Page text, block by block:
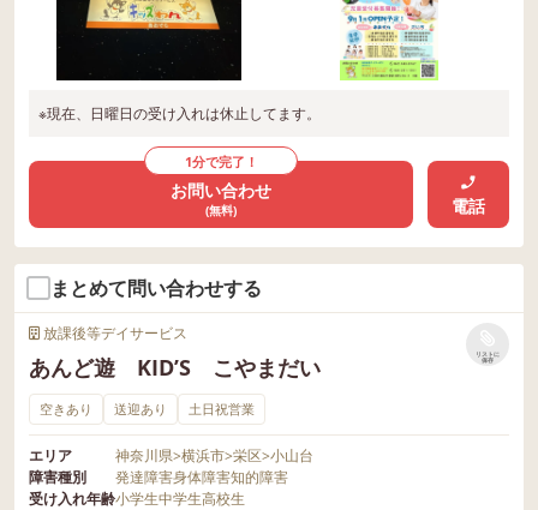
※現在、日曜日の受け入れは休止してます。
1分で完了！
お問い合わせ
(無料) 電話
まとめて問い合わせする
放課後等デイサービス
あんど遊 KID’S こやまだい
リストに
保存
空きあり 送迎あり 土日祝営業
エリア 神奈川県>横浜市>栄区>小山台
障害種別
発達障害身体障害知的障害
受け入れ年齢小学生中学生高校生